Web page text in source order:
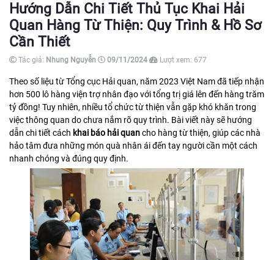
Hướng Dẫn Chi Tiết Thủ Tục Khai Hải
Quan Hàng Từ Thiện: Quy Trình & Hồ Sơ
Cần Thiết
Tác giả: Nhung Nguyễn 09/11/2024 Lượt xem: 677
Theo số liệu từ Tổng cục Hải quan, năm 2023 Việt Nam đã tiếp nhận
hơn 500 lô hàng viện trợ nhân đạo với tổng trị giá lên đến hàng trăm
tỷ đồng! Tuy nhiên, nhiều tổ chức từ thiện vẫn gặp khó khăn trong
việc thông quan do chưa nắm rõ quy trình. Bài viết này sẽ hướng
dẫn chi tiết cách khai báo hải quancho hàng từ thiện, giúp các nhà
hảo tâm đưa những món quà nhân ái đến tay người cần một cách
nhanh chóng và đúng quy định.